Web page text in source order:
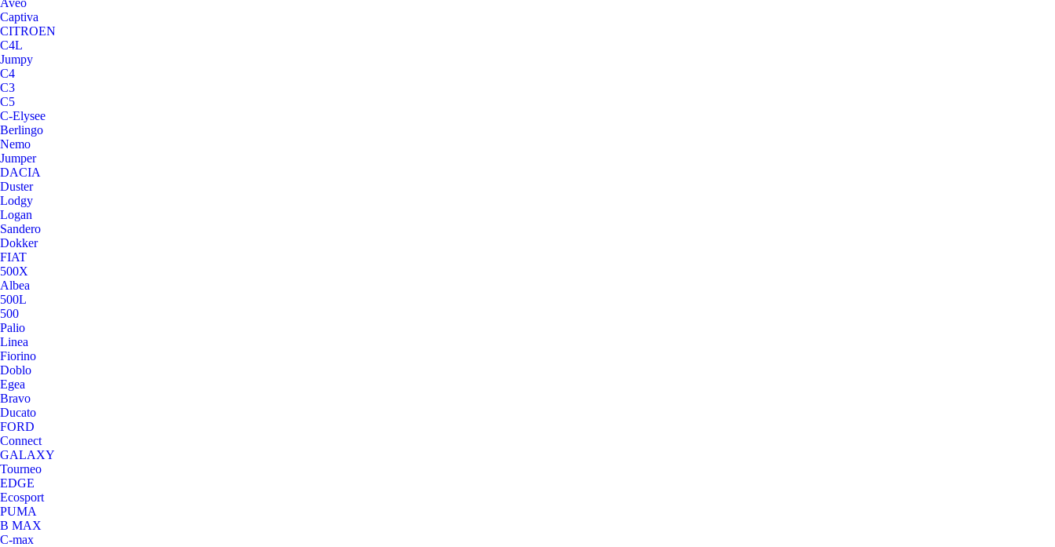
Aveo
Captiva
CITROEN
C4L
Jumpy
C4
C3
C5
C-Elysee
Berlingo
Nemo
Jumper
DACIA
Duster
Lodgy
Logan
Sandero
Dokker
FIAT
500X
Albea
500L
500
Palio
Linea
Fiorino
Doblo
Egea
Bravo
Ducato
FORD
Connect
GALAXY
Tourneo
EDGE
Ecosport
PUMA
B MAX
C-max